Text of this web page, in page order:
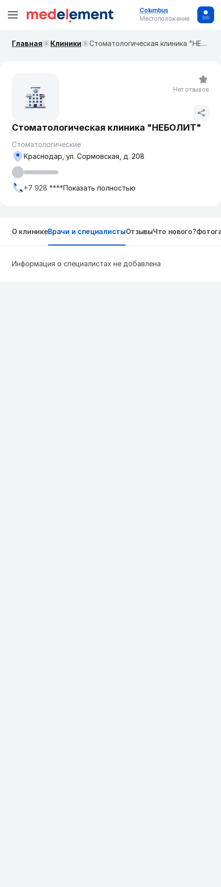
Columbus
Местоположение
Главная Клиники Стоматологическая клиника "НЕБОЛИТ"
Стоматологическая клиника "НЕБОЛИТ"
Стоматологические
Краснодар, ул. Сормовская, д. 208
+7 928 ****Показать полностью
Нет отзывов
О клиникеВрачи и специалистыОтзывыЧто нового?
Информация о специалистах не добавлена